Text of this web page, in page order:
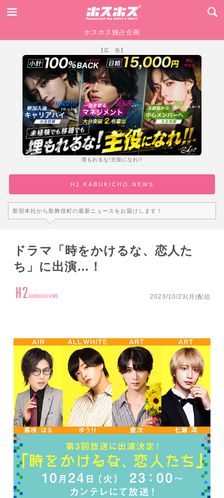
ホスホス独占企画
【広 告】
埋もれるな!主役になれ!!
H2.KABUKICHO.NEWS
新宿本社から歌舞伎町の最新ニュースをお届けします！
ドラマ「時をかけるな、恋人た
ち」に出演…！
2023/10/23(月)配信